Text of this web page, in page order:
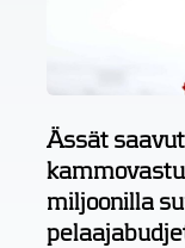
Ässät
miljoonilla